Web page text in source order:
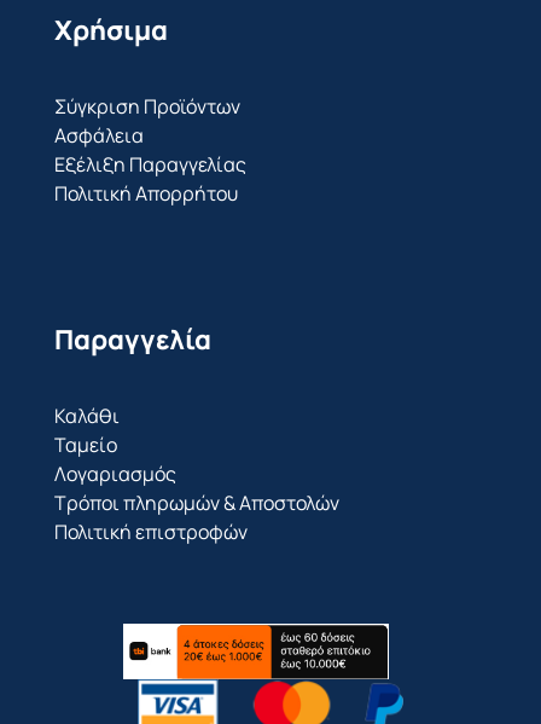
Χρήσιμα
Σύγκριση Προϊόντων
Ασφάλεια
Εξέλιξη Παραγγελίας
Πολιτική Απορρήτου
Παραγγελία
Καλάθι
Ταμείο
Λογαριασμός
Τρόποι πληρωμών & Αποστολών
Πολιτική επιστροφών